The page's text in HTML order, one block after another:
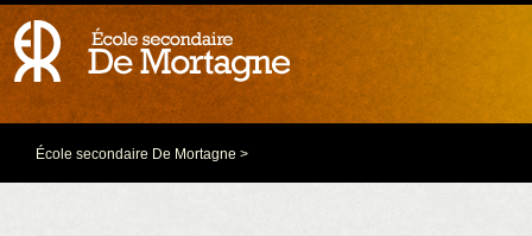
École secondaire De Mortagne >